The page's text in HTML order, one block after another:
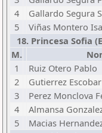
4
Gallardo Segura
5
Viñas Montero
18. Princesa Sofia
M.
1
Ruiz Otero Pablo
2
Gutierrez
3
Perez Monclova
4
Almansa
5
Macias